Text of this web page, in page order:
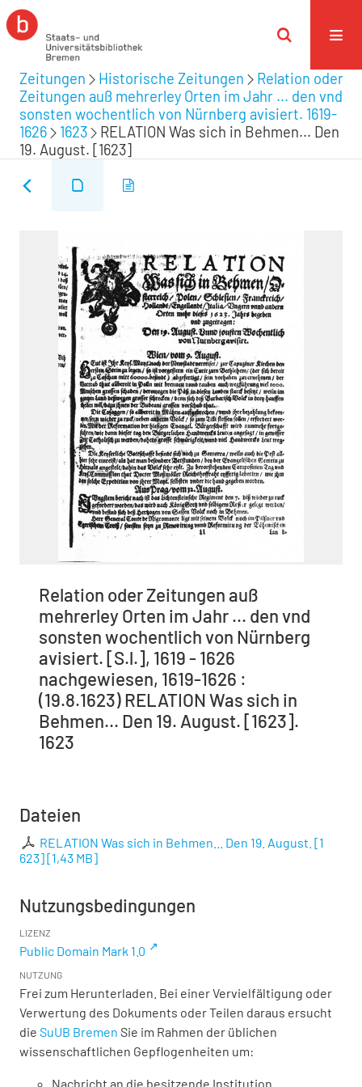
Zeitungen Historische Zeitungen
Relation oder
Zeitungen auß mehrerley Orten im Jahr ... den vnd
sonsten wochentlich von Nürnberg avisiert. 1619-
1626
1623
RELATION Was sich in Behmen... Den
19. August. [1623]
Relation oder Zeitungen auß
mehrerley Orten im Jahr ... den vnd
sonsten wochentlich von Nürnberg
avisiert. [S.l.], 1619 - 1626
nachgewiesen, 1619-1626 :
(19.8.1623) RELATION Was sich in
Behmen... Den 19. August. [1623].
1623
Dateien
RELATION Was sich in Behmen... Den 19. August. [1
623][1,43 MB]
Nutzungsbedingungen
LIZENZ
Public Domain Mark 1.0
NUTZUNG
Frei zum Herunterladen. Bei einer Vervielfältigung oder
Verwertung des Dokuments oder Teilen daraus ersucht
die SuUB Bremen Sie im Rahmen der üblichen
wissenschaftlichen Gepflogenheiten um:
Nachricht an die besitzende Institution